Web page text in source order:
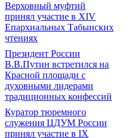
Верховный муфтий
принял участие в ХIV
Епархиальных Табынских
чтениях
Президент России
В.В.Путин встретился на
Красной площади с
духовными лидерами
традиционных конфессий
Куратор тюремного
служения ЦДУМ России
принял участие в IX